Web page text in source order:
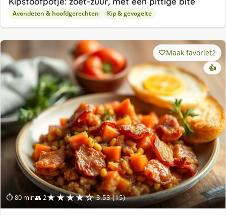
Avondeten & hoofdgerechten Kip & gevogelte
⏱ 80 min👥 2★★★★☆ 3.53 (15)
Maak favoriet2
👍